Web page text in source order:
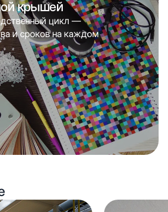
крышей
цикл —
и сроков на каждом